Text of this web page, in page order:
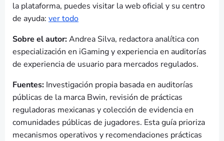
la plataforma, puedes visitar la web oficial y su centro
de ayuda: ver todo
Sobre el autor:Andrea Silva, redactora analítica con
especialización en iGaming y experiencia en auditorías
de experiencia de usuario para mercados regulados.
Fuentes: Investigación propia basada en auditorías
públicas de la marca Bwin, revisión de prácticas
reguladoras mexicanas y colección de evidencia en
comunidades públicas de jugadores. Esta guía prioriza
mecanismos operativos y recomendaciones prácticas